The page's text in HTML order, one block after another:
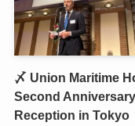
〆 Union Maritime
Second Anniversary
Reception in Tokyo